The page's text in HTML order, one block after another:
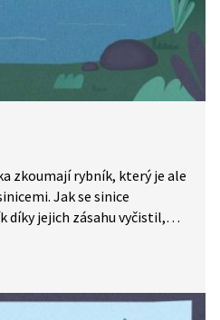
zkoumají rybník, který je ale
Jak se sinice
díky jejich zásahu vyčistil,